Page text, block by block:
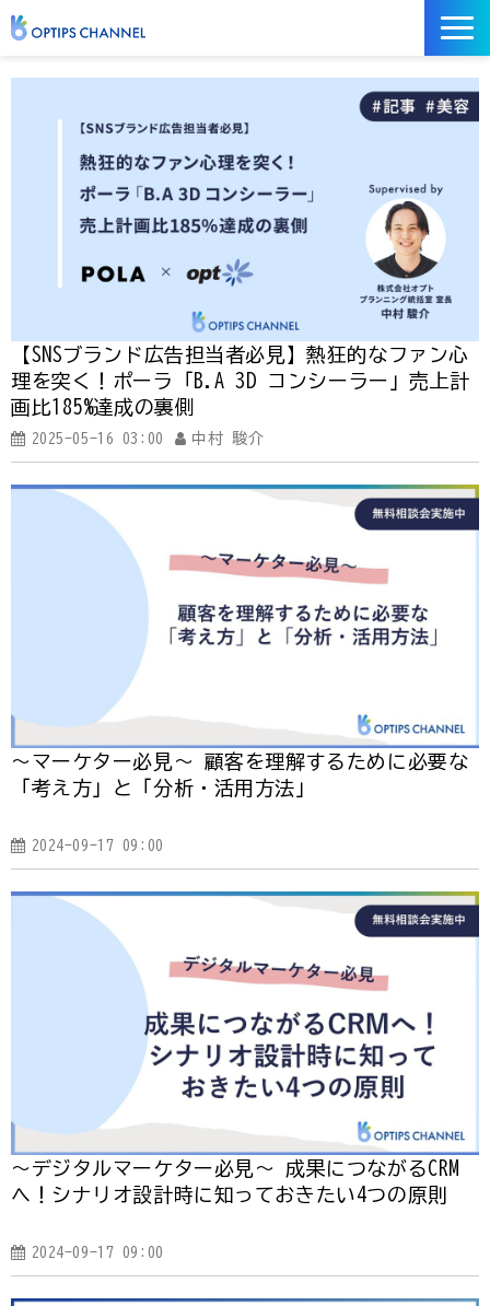
記事
イベント
サービス／ツール
【SNSブランド広告担当者必見】熱狂的なファン心
理を突く！ポーラ「B.A 3D コンシーラー」売上計
画比185%達成の裏側
2025-05-16 03:00 中村 駿介
～マーケター必見～ 顧客を理解するために必要な
「考え方」と「分析・活用方法」
2024-09-17 09:00
～デジタルマーケター必見～ 成果につながるCRM
へ！シナリオ設計時に知っておきたい4つの原則
2024-09-17 09:00